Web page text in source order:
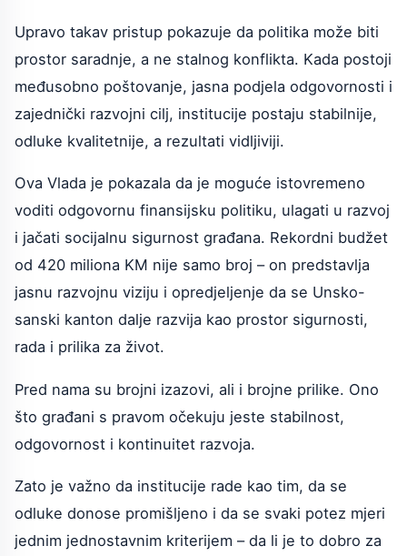
Upravo takav pristup pokazuje da politika može biti
prostor saradnje, a ne stalnog konflikta. Kada postoji
međusobno poštovanje, jasna podjela odgovornosti i
zajednički razvojni cilj, institucije postaju stabilnije,
odluke kvalitetnije, a rezultati vidljiviji.
Ova Vlada je pokazala da je moguće istovremeno
voditi odgovornu finansijsku politiku, ulagati u razvoj
i jačati socijalnu sigurnost građana. Rekordni budžet
od 420 miliona KM nije samo broj – on predstavlja
jasnu razvojnu viziju i opredjeljenje da se Unsko-
sanski kanton dalje razvija kao prostor sigurnosti,
rada i prilika za život.
Pred nama su brojni izazovi, ali i brojne prilike. Ono
što građani s pravom očekuju jeste stabilnost,
odgovornost i kontinuitet razvoja.
Zato je važno da institucije rade kao tim, da se
odluke donose promišljeno i da se svaki potez mjeri
jednim jednostavnim kriterijem – da li je to dobro za